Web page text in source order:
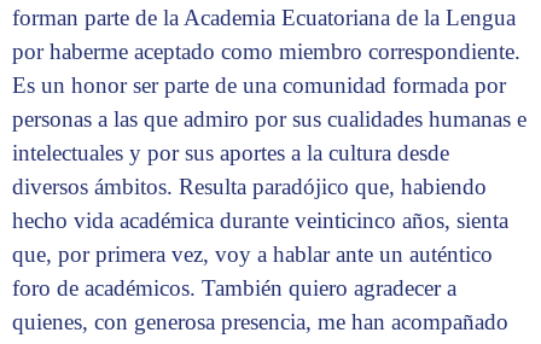
forman parte de la Academia Ecuatoriana de la Lengua
por haberme aceptado como miembro correspondiente.
Es un honor ser parte de una comunidad formada por
personas a las que admiro por sus cualidades humanas e
intelectuales y por sus aportes a la cultura desde
diversos ámbitos. Resulta paradójico que, habiendo
hecho vida académica durante veinticinco años, sienta
que, por primera vez, voy a hablar ante un auténtico
foro de académicos. También quiero agradecer a
quienes, con generosa presencia, me han acompañado